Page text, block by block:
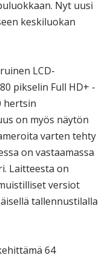
Nyt uusi
keskiluokan
LCD-
pikselin Full HD+ -
hertsin
on myös näytön
varten tehty
on vastaamassa
Laitteesta on
versiot
tallennustilalla
64